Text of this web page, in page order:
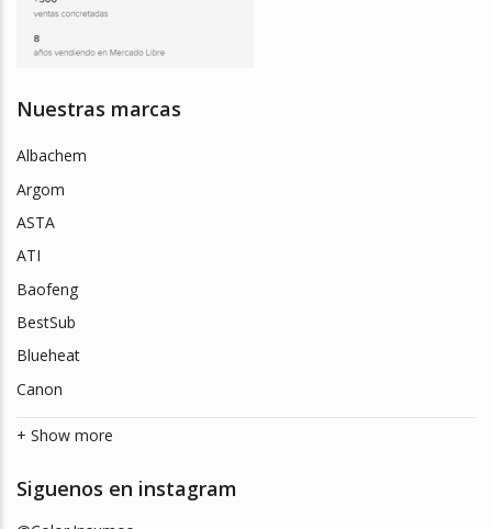
Nuestras marcas
Albachem
Argom
ASTA
ATI
Baofeng
BestSub
Blueheat
Canon
+ Show more
Siguenos en instagram